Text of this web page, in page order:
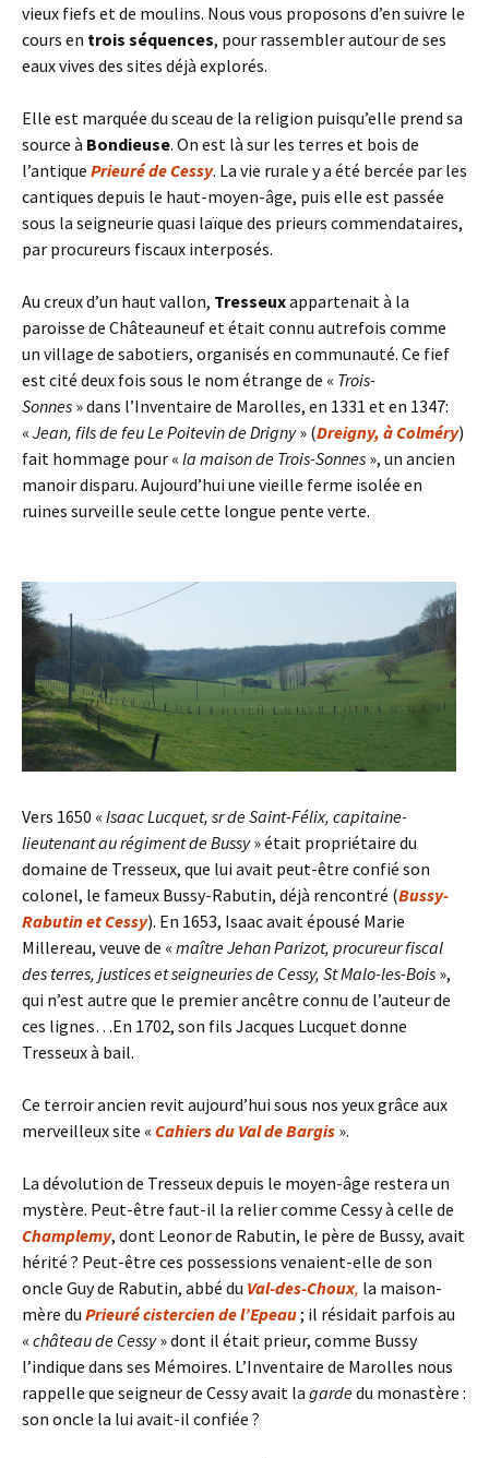
vieux fiefs et de moulins. Nous vous proposons d’en suivre le
cours en trois séquences, pour rassembler autour de ses
eaux vives des sites déjà explorés.
Elle est marquée du sceau de la religion puisqu’elle prend sa
source à Bondieuse. On est là sur les terres et bois de
l’antique Prieuré de Cessy. La vie rurale y a été bercée par les
cantiques depuis le haut-moyen-âge, puis elle est passée
sous la seigneurie quasi laïque des prieurs commendataires,
par procureurs fiscaux interposés.
Au creux d’un haut vallon, Tresseuxappartenait à la
paroisse de Châteauneuf et était connu autrefois comme
un village de sabotiers, organisés en communauté. Ce fief
est cité deux fois sous le nom étrange de « Trois-
Sonnes » dans l’Inventaire de Marolles, en 1331 et en 1347:
« Jean, fils de feu Le Poitevin de Drigny» (Dreigny, à Colméry)
fait hommage pour « la maison de Trois-Sonnes », un ancien
manoir disparu. Aujourd’hui une vieille ferme isolée en
ruines surveille seule cette longue pente verte.
Vers 1650 « Isaac Lucquet, sr de Saint-Félix, capitaine-
lieutenant au régiment de Bussy» était propriétaire du
domaine de Tresseux, que lui avait peut-être confié son
colonel, le fameux Bussy-Rabutin, déjà rencontré (Bussy-
Rabutin et Cessy). En 1653, Isaac avait épousé Marie
Millereau, veuve de « maître Jehan Parizot, procureurfiscal
des terres, justices et seigneuries de Cessy, St Malo-les-Bois »,
qui n’est autre que le premier ancêtre connu de l’auteur de
ces lignes…En 1702, son fils Jacques Lucquet donne
Tresseux à bail.
Ce terroir ancien revit aujourd’hui sous nos yeux grâce aux
merveilleux site « Cahiers du Val de Bargis ».
La dévolution de Tresseux depuis le moyen-âge restera un
mystère. Peut-être faut-il la relier comme Cessy à celle de
Champlemy, dont Leonor de Rabutin, le père de Bussy, avait
hérité ? Peut-être ces possessions venaient-elle de son
oncle Guy de Rabutin, abbé du Val-des-Choux, la maison-
mère du Prieuré cistercien de l’Epeau; il résidait parfois au
« château de Cessy» dont il était prieur, comme Bussy
l’indique dans ses Mémoires. L’Inventaire de Marolles nous
rappelle que seigneur de Cessy avait la gardedu monastère :
son oncle la lui avait-il confiée ?